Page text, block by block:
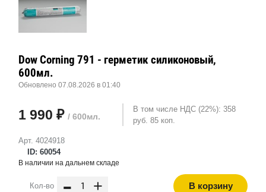
Арт. 4024918
ID: 60054
Dow Corning 791 - герметик силиконовый,
600мл.
Обновлено 07.08.2026 в 01:40
1 990 ₽ / 600мл.
В том числе НДС (22%): 358
руб. 85 коп.
В наличии на дальнем складе
Кол-во + В корзину